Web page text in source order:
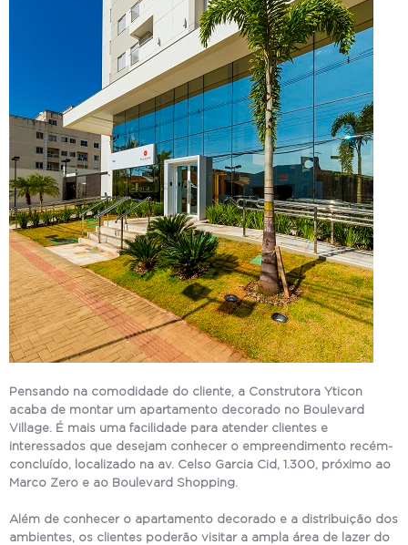
Pensando na comodidade do cliente, a Construtora Yticon
acaba de montar um apartamento decorado no Boulevard
Village. É mais uma facilidade para atender clientes e
interessados que desejam conhecer o empreendimento recém-
concluído, localizado na av. Celso Garcia Cid, 1.300, próximo ao
Marco Zero e ao Boulevard Shopping.
Além de conhecer o apartamento decorado e a distribuição dos
ambientes, os clientes poderão visitar a ampla área de lazer do